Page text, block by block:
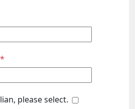
*
please select.